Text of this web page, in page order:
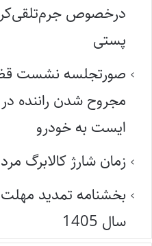
درخصوص
پستی
صورتجلسه نشست
مجروح شدن راننده
ایست به خودرو
زمان شارژ کالابرگ
بخشنامه تمدید مهلت
سال 1405